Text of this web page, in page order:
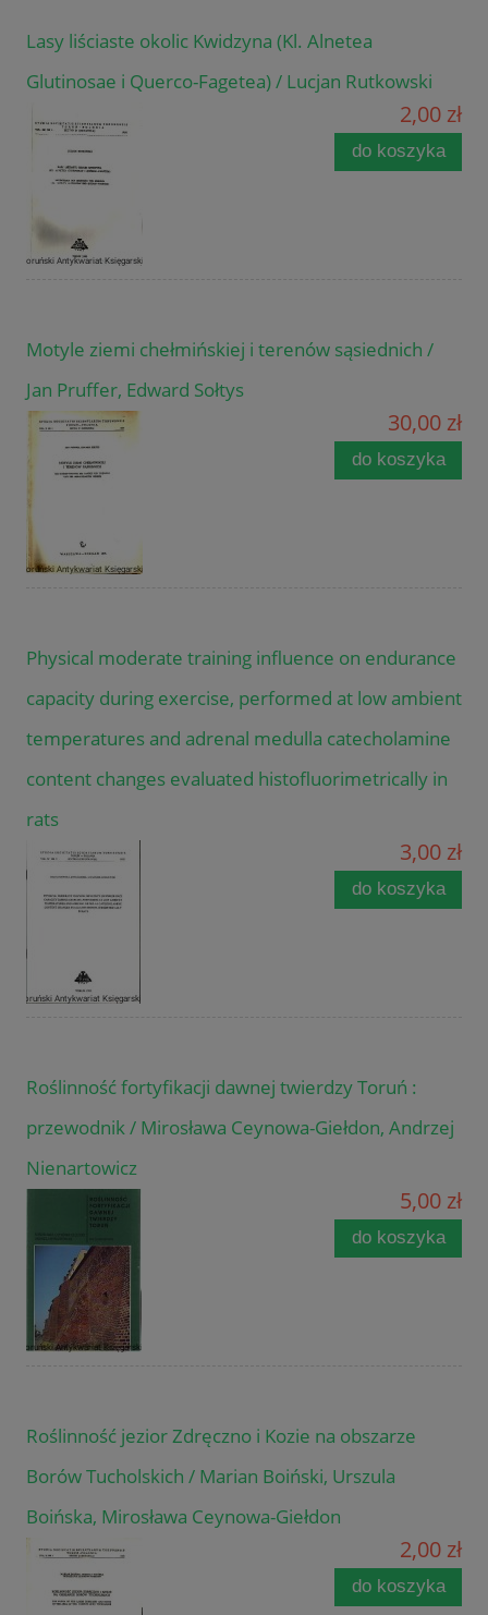
Lasy liściaste okolic Kwidzyna (Kl. Alnetea
Glutinosae i Querco-Fagetea) / Lucjan Rutkowski
2,00 zł
do koszyka
Motyle ziemi chełmińskiej i terenów sąsiednich /
Jan Pruffer, Edward Sołtys
30,00 zł
do koszyka
Physical moderate training influence on endurance
capacity during exercise, performed at low ambient
temperatures and adrenal medulla catecholamine
content changes evaluated histofluorimetrically in
rats
3,00 zł
do koszyka
Roślinność fortyfikacji dawnej twierdzy Toruń :
przewodnik / Mirosława Ceynowa-Giełdon, Andrzej
Nienartowicz
5,00 zł
do koszyka
Roślinność jezior Zdręczno i Kozie na obszarze
Borów Tucholskich / Marian Boiński, Urszula
Boińska, Mirosława Ceynowa-Giełdon
2,00 zł
do koszyka